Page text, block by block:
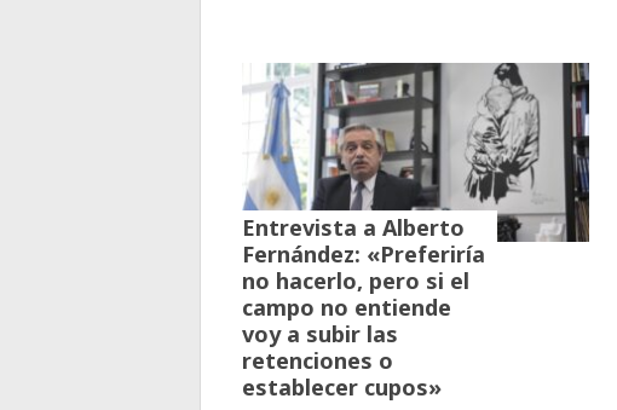
Entrevista a Alberto
Fernández: «Preferiría
no hacerlo, pero si el
campo no entiende
voy a subir las
retenciones o
establecer cupos»